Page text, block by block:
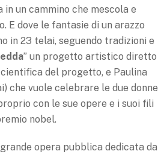
un cammino che mescola e
E dove le fantasie di un arazzo
in 23 telai, seguendo tradizioni e
” un progetto artistico diretto
del progetto, e Paulina
che vuole celebrare le due donne
con le sue opere e i suoi fili
nobel.
opera pubblica dedicata da